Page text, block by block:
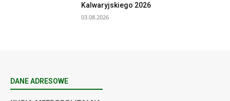
Kalwaryjskiego 2026
03.08.2026
DANE ADRESOWE